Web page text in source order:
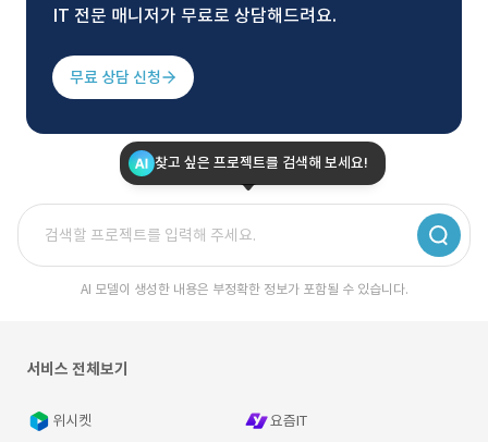
IT 전문 매니저가 무료로 상담해드려요.
무료 상담 신청
찾고 싶은 프로젝트를 검색해 보세요!
AI 모델이 생성한 내용은 부정확한 정보가 포함될 수 있습니다.
서비스 전체보기
위시켓 요즘IT